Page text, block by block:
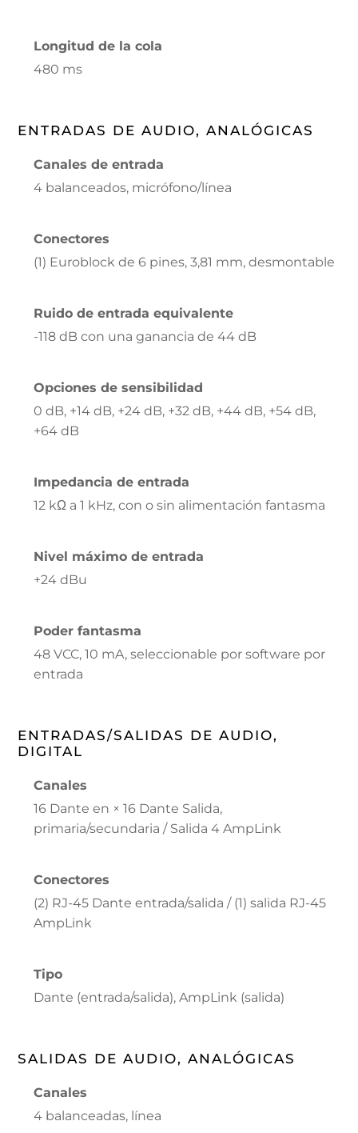
Longitud de la cola
480 ms
ENTRADAS DE AUDIO, ANALÓGICAS
Canales de entrada
4 balanceados, micrófono/línea
Conectores
(1) Euroblock de 6 pines, 3,81 mm, desmontable
Ruido de entrada equivalente
-118 dB con una ganancia de 44 dB
Opciones de sensibilidad
0 dB, +14 dB, +24 dB, +32 dB, +44 dB, +54 dB,
+64 dB
Impedancia de entrada
12 kΩ a 1 kHz, con o sin alimentación fantasma
Nivel máximo de entrada
+24 dBu
Poder fantasma
48 VCC, 10 mA, seleccionable por software por
entrada
ENTRADAS/SALIDAS DE AUDIO,
DIGITAL
Canales
16 Dante en × 16 Dante Salida,
primaria/secundaria / Salida 4 AmpLink
Conectores
(2) RJ-45 Dante entrada/salida / (1) salida RJ-45
AmpLink
Tipo
Dante (entrada/salida), AmpLink (salida)
SALIDAS DE AUDIO, ANALÓGICAS
Canales
4 balanceadas, línea